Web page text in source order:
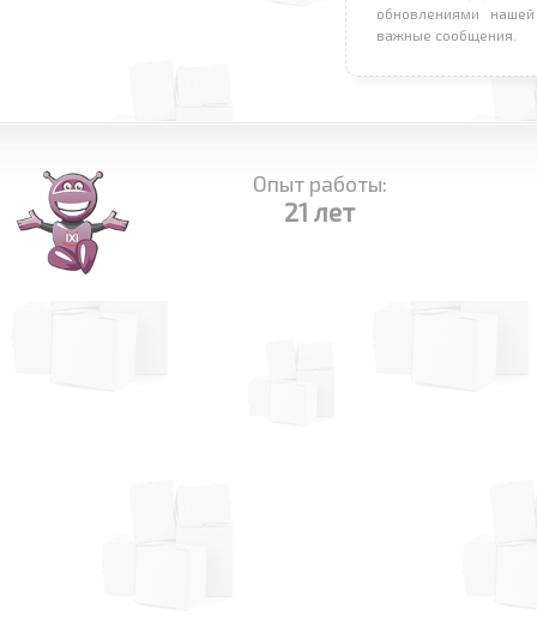
обновлениями
важные сообщения.
Опыт работы:
21 лет